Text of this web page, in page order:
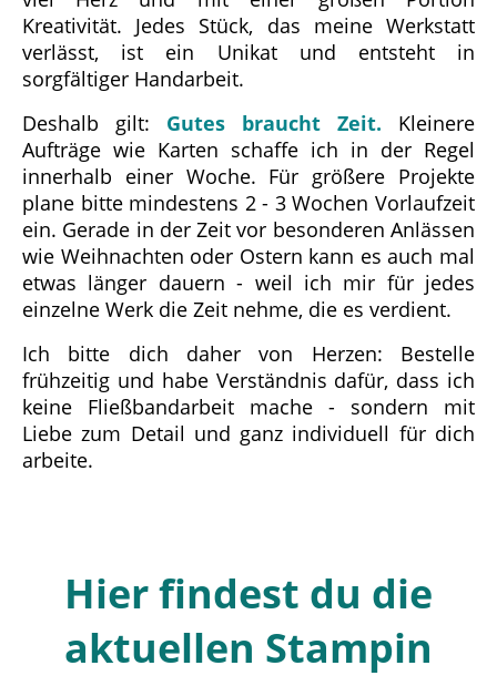
Kreativität. Jedes Stück, das meine Werkstatt
verlässt, ist ein Unikat und entsteht in
sorgfältiger Handarbeit.
Deshalb gilt: Gutes braucht Zeit. Kleinere
Aufträge wie Karten schaffe ich in der Regel
innerhalb einer Woche. Für größere Projekte
plane bitte mindestens 2 - 3 Wochen Vorlaufzeit
ein. Gerade in der Zeit vor besonderen Anlässen
wie Weihnachten oder Ostern kann es auch mal
etwas länger dauern - weil ich mir für jedes
einzelne Werk die Zeit nehme, die es verdient.
Ich bitte dich daher von Herzen: Bestelle
frühzeitig und habe Verständnis dafür, dass ich
keine Fließbandarbeit mache - sondern mit
Liebe zum Detail und ganz individuell für dich
arbeite.
Hier findest du die
aktuellen Stampin